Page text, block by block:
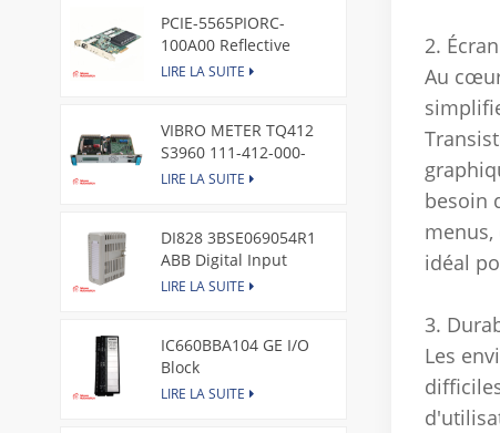
2.
Au
besoin
idéal
3.
Les
PCIE-5565PIORC-
100A00 Reflective
Memory PCI Express
LIRE LA SUITE
VIBRO METER TQ412
S3960 111-412-000-
013 Reverse Mount
LIRE LA SUITE
DI828 3BSE069054R1
ABB Digital Input
Module
LIRE LA SUITE
IC660BBA104 GE I/O
Block
LIRE LA SUITE